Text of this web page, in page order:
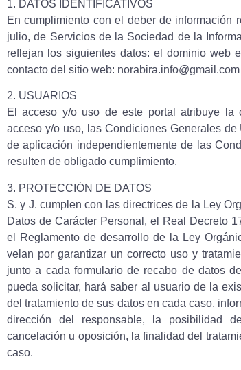
1. DATOS IDENTIFICATIVOS
En cumplimiento con el deber de
julio, de Servicios de la Sociedad de la
reflejan los siguientes datos: el dominio web
contacto del sitio web: norabira.info@gmail.com
2. USUARIOS
El acceso y/o uso de este portal atribuye la
acceso y/o uso, las Condiciones Generales
de aplicación independientemente de las
resulten de obligado cumplimiento.
3. PROTECCIÓN DE DATOS
S. y J. cumplen con las directrices de la Ley
Datos de Carácter Personal, el Real Decreto
el Reglamento de desarrollo de la Ley
velan por garantizar un correcto uso y
junto a cada formulario de recabo de datos
pueda solicitar, hará saber al usuario de la
del tratamiento de sus datos en cada caso,
dirección del responsable, la posibilidad
cancelación u oposición, la finalidad del
caso.